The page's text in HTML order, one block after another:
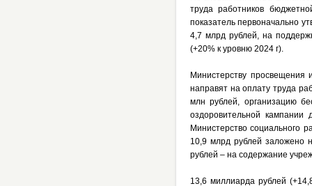
труда работников
показатель первоначально
4,7 млрд рублей, на
(+20% к уровню 2024 г).
Министерству просвещения
направят на оплату труда
млн рублей, организацию
оздоровительной
Министерство социального
10,9 млрд рублей заложено
рублей – на содержание
13,6 миллиарда рублей